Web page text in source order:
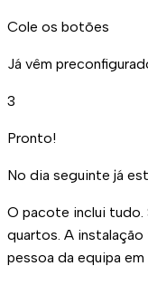
Cole os botões
Já vêm
3
Pronto!
No dia seguinte já
O pacote inclui tudo.
quartos. A
pessoa da equipa em